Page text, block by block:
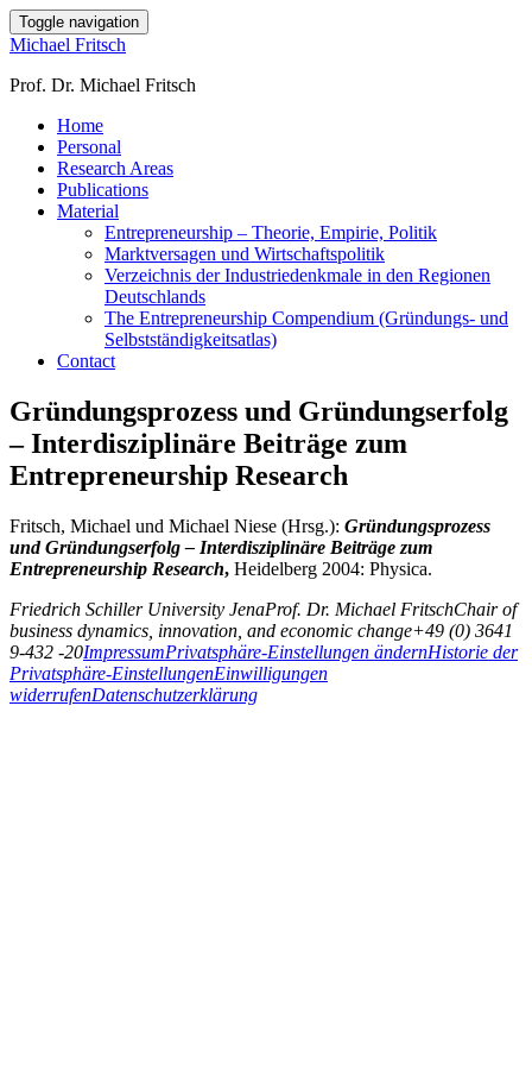
Toggle navigation
Michael Fritsch
Prof. Dr. Michael Fritsch
Home
Personal
Research Areas
Publications
Material
Entrepreneurship – Theorie, Empirie, Politik
Marktversagen und Wirtschaftspolitik
Verzeichnis der Industriedenkmale in den Regionen
Deutschlands
The Entrepreneurship Compendium (Gründungs- und
Selbstständigkeitsatlas)
Contact
Gründungsprozess und Gründungserfolg
– Interdisziplinäre Beiträge zum
Entrepreneurship Research
Fritsch, Michael und Michael Niese (Hrsg.): Gründungsprozess
und Gründungserfolg – Interdisziplinäre Beiträge zum
Entrepreneurship Research, Heidelberg 2004: Physica.
Friedrich Schiller University JenaProf. Dr. Michael FritschChair of
business dynamics, innovation, and economic change+49 (0) 3641
9-432 -20ImpressumPrivatsphäre-Einstellungen ändernHistorie der
Privatsphäre-EinstellungenEinwilligungen
widerrufenDatenschutzerklärung